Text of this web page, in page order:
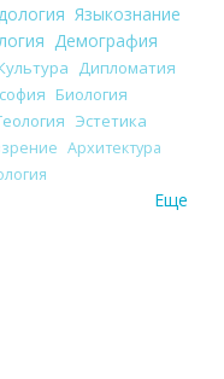
Языкознание
Демография
Дипломатия
Биология
Эстетика
Архитектура
Еще